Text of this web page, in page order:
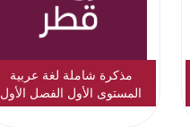
مذكرة شاملة لغة عربية
المستوى الأول الفصل الأول